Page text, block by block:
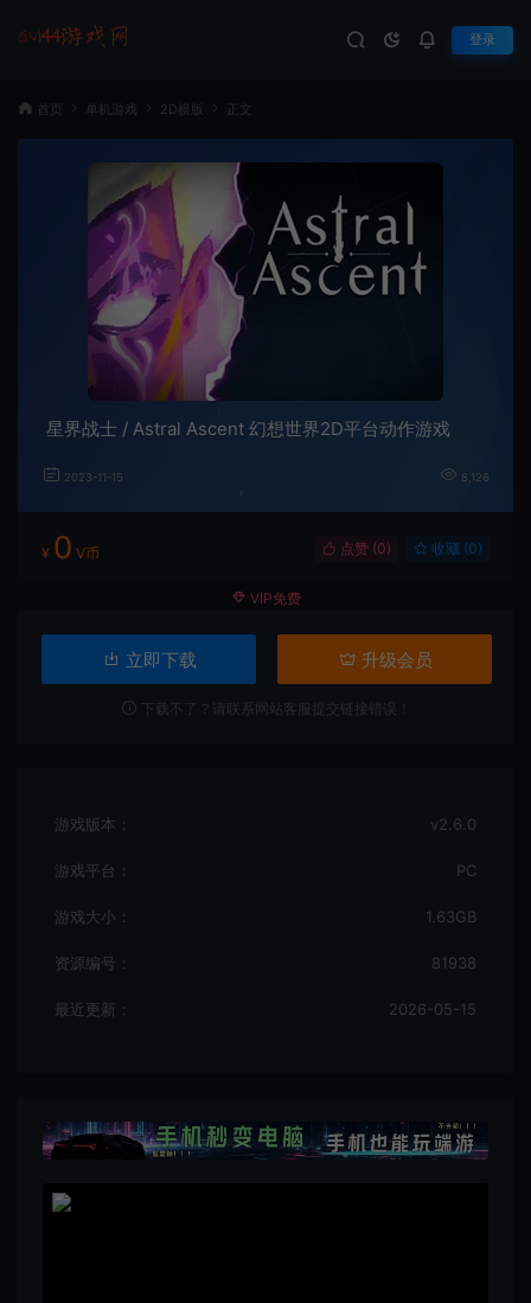
登录
首页 单机游戏 2D横版 正文
星界战士 / Astral Ascent 幻想世界2D平台动作游戏
2023-11-15 8,126
¥ 0 V币 点赞 (0) 收藏 (0)
VIP免费
立即下载 升级会员
下载不了？请联系网站客服提交链接错误！
游戏版本： v2.6.0
游戏平台： PC
游戏大小： 1.63GB
资源编号： 81938
最近更新： 2026-05-15